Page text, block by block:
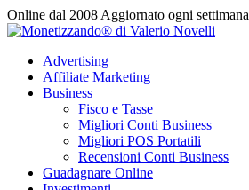
Vai
al
Online dal 2008 Aggiornato ogni settimana
Advertising
Affiliate Marketing
Business
Fisco e Tasse
Migliori Conti Business
Migliori POS Portatili
Recensioni Conti Business
Guadagnare Online